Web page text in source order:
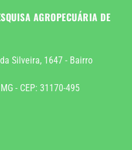
AGROPECUÁRIA DE
Silveira, 1647 - Bairro
- CEP: 31170-495